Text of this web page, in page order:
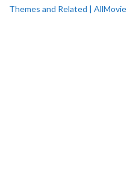
Themes and Related | AllMovie